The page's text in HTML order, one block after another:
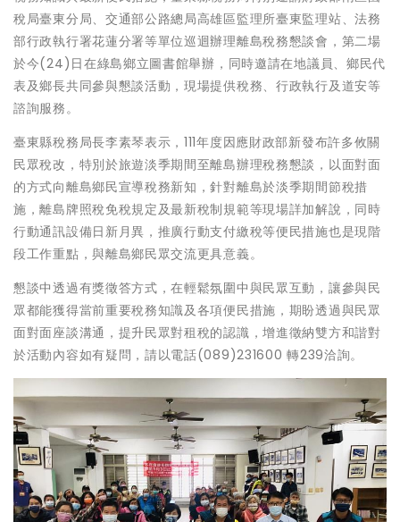
稅局臺東分局、交通部公路總局高雄區監理所臺東監理站、法務
部行政執行署花蓮分署等單位巡迴辦理離島稅務懇談會，第二場
於今(24)日在綠島鄉立圖書館舉辦，同時邀請在地議員、鄉民代
表及鄉長共同參與懇談活動，現場提供稅務、行政執行及道安等
諮詢服務。
臺東縣稅務局長李素琴表示，111年度因應財政部新發布許多攸關
民眾稅改，特別於旅遊淡季期間至離島辦理稅務懇談，以面對面
的方式向離島鄉民宣導稅務新知，針對離島於淡季期間節稅措
施，離島牌照稅免稅規定及最新稅制規範等現場詳加解說，同時
行動通訊設備日新月異，推廣行動支付繳稅等便民措施也是現階
段工作重點，與離島鄉民眾交流更具意義。
懇談中透過有獎徵答方式，在輕鬆氛圍中與民眾互動，讓參與民
眾都能獲得當前重要稅務知識及各項便民措施，期盼透過與民眾
面對面座談溝通，提升民眾對租稅的認識，增進徵納雙方和諧對
於活動內容如有疑問，請以電話(089)231600 轉239洽詢。